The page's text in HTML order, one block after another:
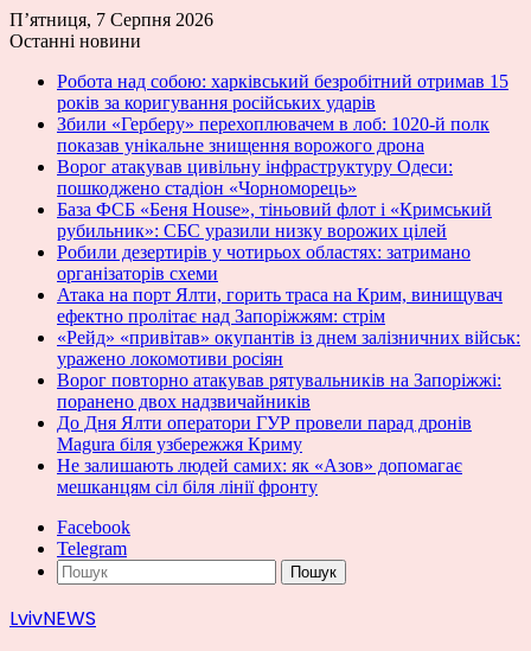
П’ятниця, 7 Серпня 2026
Останні новини
Робота над собою: харківський безробітний отримав 15
років за коригування російських ударів
Збили «Герберу» перехоплювачем в лоб: 1020-й полк
показав унікальне знищення ворожого дрона
Ворог атакував цивільну інфраструктуру Одеси:
пошкоджено стадіон «Чорноморець»
База ФСБ «Беня House», тіньовий флот і «Кримський
рубильник»: СБС уразили низку ворожих цілей
Робили дезертирів у чотирьох областях: затримано
організаторів схеми
Атака на порт Ялти, горить траса на Крим, винищувач
ефектно пролітає над Запоріжжям: стрім
«Рейд» «привітав» окупантів із днем залізничних військ:
уражено локомотиви росіян
Ворог повторно атакував рятувальників на Запоріжжі:
поранено двох надзвичайників
До Дня Ялти оператори ГУР провели парад дронів
Magura біля узбережжя Криму
Не залишають людей самих: як «Азов» допомагає
мешканцям сіл біля лінії фронту
Facebook
Telegram
Пошук
LvivNEWS